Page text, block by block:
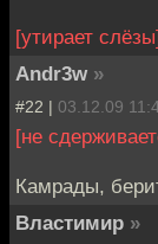
[утирает
Andr3w »
#22 | 03.12.09
[не
Камрады,
Властимир »